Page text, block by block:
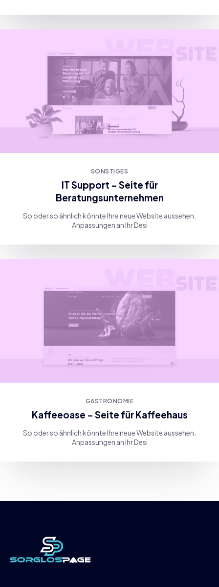
SONSTIGES
IT Support – Seite für
Beratungsunternehmen
So oder so ähnlich könnte Ihre neue Website aussehen.
Anpassungen an Ihr Desi
GASTRONOMIE
Kaffeeoase – Seite für Kaffeehaus
So oder so ähnlich könnte Ihre neue Website aussehen.
Anpassungen an Ihr Desi